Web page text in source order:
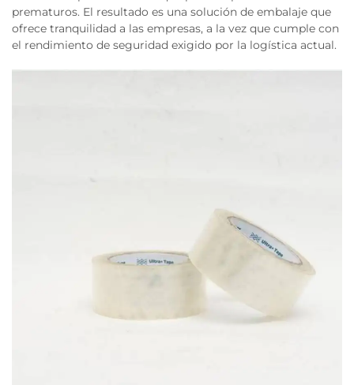
prematuros. El resultado es una solución de embalaje que
ofrece tranquilidad a las empresas, a la vez que cumple con
el rendimiento de seguridad exigido por la logística actual.